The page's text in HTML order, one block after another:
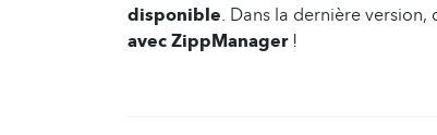
disponible. Dans la dernière version,
avec ZippManager!​